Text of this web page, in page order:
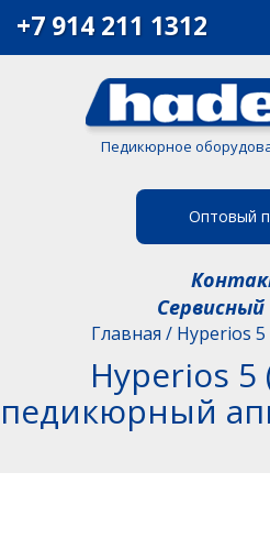
+7 914 211 1312
Педикюрное
Оптовый
Главная / Hyperios 5
Hyperios 5
педикюрный